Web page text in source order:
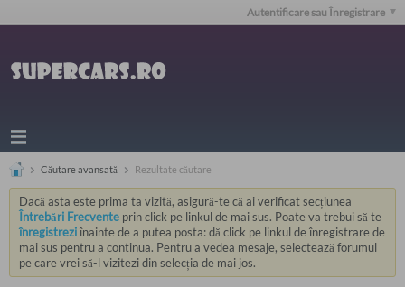
Autentificare sau Înregistrare
Căutare avansată Rezultate căutare
Dacă asta este prima ta vizită, asigură-te că ai verificat secțiunea
Întrebări Frecvente prin click pe linkul de mai sus. Poate va trebui să te
înregistreziînainte de a putea posta: dă click pe linkul de înregistrare de
mai sus pentru a continua. Pentru a vedea mesaje, selectează forumul
pe care vrei să-l vizitezi din selecția de mai jos.